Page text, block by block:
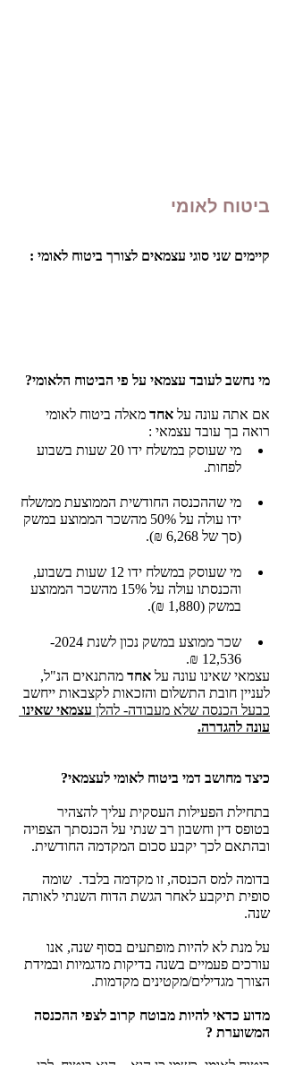
ביטוח לאומי
קיימים שני סוגי עצמאים לצורך ביטוח לאומי :
מי נחשב לעובד עצמאי על פי הביטוח הלאומי?
אם אתה עונה על אחד מאלה ביטוח לאומי
רואה בך עובד עצמאי :
מי שעוסק במשלח ידו 20 שעות בשבוע
לפחות.
מי שההכנסה החודשית הממוצעת ממשלח
ידו עולה על 50% מהשכר הממוצע במשק
(סך של 6,268 ₪).
מי שעוסק במשלח ידו 12 שעות בשבוע,
והכנסתו עולה על 15% מהשכר הממוצע
במשק (1,880 ₪).
שכר ממוצע במשק נכון לשנת 2024-
12,536 ₪.
עצמאי שאינו עונה על אחד מהתנאים הנ"ל,
לעניין חובת התשלום והזכאות לקצבאות ייחשב
כבעל הכנסה שלא מעבודה- להלן עצמאי שאינו
עונה להגדרה.
כיצד מחושב דמי ביטוח לאומי לעצמאי?
בתחילת הפעילות העסקית עליך להצהיר
בטופס דין וחשבון רב שנתי על הכנסתך הצפויה
ובהתאם לכך יקבע סכום המקדמה החודשית.
בדומה למס הכנסה, זו מקדמה בלבד.  שומה
סופית תיקבע לאחר הגשת הדוח השנתי לאותה
שנה.
על מנת לא להיות מופתעים בסוף שנה, אנו
עורכים פעמיים בשנה בדיקות מדגמיות ובמידת
הצורך מגדילים/מקטינים מקדמות.
מדוע כדאי להיות מבוטח קרוב לצפי ההכנסה
המשוערת ?